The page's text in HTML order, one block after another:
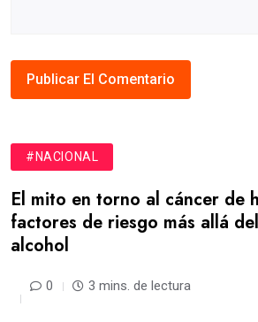
#NACIONAL
El mito en torno al cáncer de
factores de riesgo más allá
alcohol
0 3 mins. de lectura